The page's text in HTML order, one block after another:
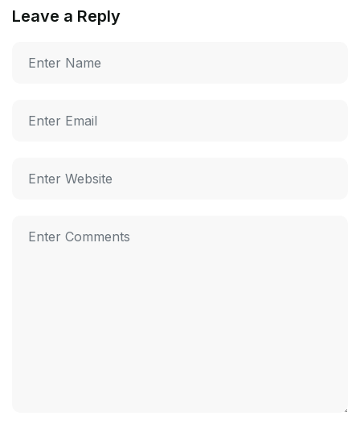
Leave a Reply